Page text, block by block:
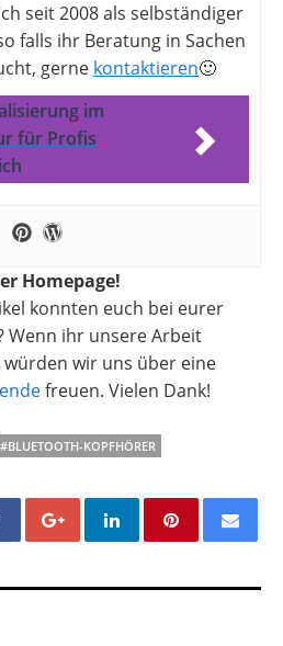
seit 2008 als selbständiger
falls ihr Beratung in Sachen
gerne kontaktieren🙂
im
für Profis
Homepage!
konnten euch bei eurer
Wenn ihr unsere Arbeit
wir uns über eine
freuen. Vielen Dank!
#BLUETOOTH-KOPFHÖRER